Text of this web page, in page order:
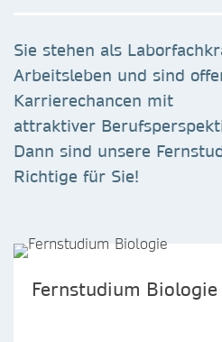
Sie stehen als
Arbeitsleben und sind
Karrierechancen mit
attraktiver
Dann sind unsere
Richtige für Sie!
Fernstudium Biologie